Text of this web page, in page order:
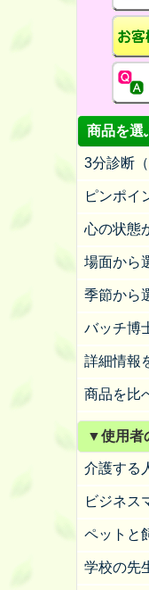
商品を選
3分診断
ピンポイ
心の状態
場面から
季節から
バッチ博
詳細情報
商品を比
▼使用者
介護する
ビジネス
ペットと
学校の先